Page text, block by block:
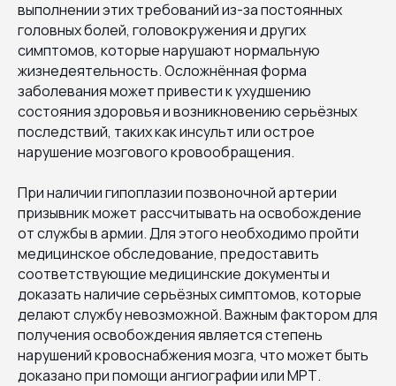
выполнении этих требований из-за постоянных
головных болей, головокружения и других
симптомов, которые нарушают нормальную
жизнедеятельность. Осложнённая форма
заболевания может привести к ухудшению
состояния здоровья и возникновению серьёзных
последствий, таких как инсульт или острое
нарушение мозгового кровообращения.
При наличии гипоплазии позвоночной артерии
призывник может рассчитывать на освобождение
от службы в армии. Для этого необходимо пройти
медицинское обследование, предоставить
соответствующие медицинские документы и
доказать наличие серьёзных симптомов, которые
делают службу невозможной. Важным фактором для
получения освобождения является степень
нарушений кровоснабжения мозга, что может быть
доказано при помощи ангиографии или МРТ.